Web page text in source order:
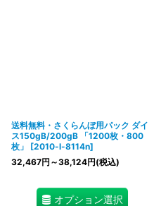
送料無料・さくらんぼ用パック ダイ
ス150gB/200gB 「1200枚・800
枚」
[2010-l-8114n]
32,467円 ～38,124円(税込)
オプション選択